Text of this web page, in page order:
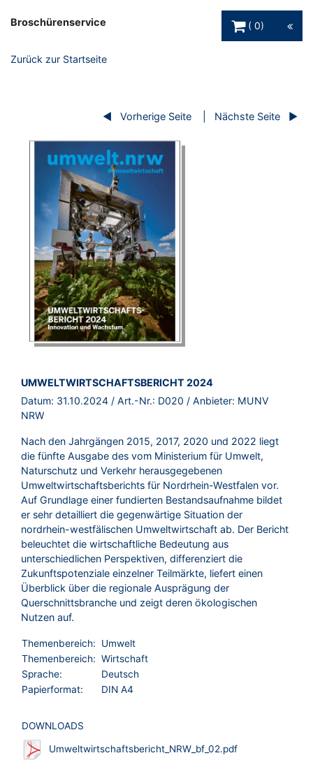
Broschürenservice
0
Zurück zur Startseite
Vorherige Seite Nächste Seite
BROSCHÜRE:
UMWELTWIRTSCHAFTSBERICHT 2024
Datum: 31.10.2024 / Art.-Nr.: D020 / Anbieter: MUNV
NRW
Nach den Jahrgängen 2015, 2017, 2020 und 2022 liegt
die fünfte Ausgabe des vom Ministerium für Umwelt,
Naturschutz und Verkehr herausgegebenen
Umweltwirtschaftsberichts für Nordrhein-Westfalen vor.
Auf Grundlage einer fundierten Bestandsaufnahme bildet
er sehr detailliert die gegenwärtige Situation der
nordrhein-westfälischen Umweltwirtschaft ab. Der Bericht
beleuchtet die wirtschaftliche Bedeutung aus
unterschiedlichen Perspektiven, differenziert die
Zukunftspotenziale einzelner Teilmärkte, liefert einen
Überblick über die regionale Ausprägung der
Querschnittsbranche und zeigt deren ökologischen
Nutzen auf.
Themenbereich:
Umwelt
Themenbereich: Wirtschaft
Sprache:
Deutsch
Papierformat:
DIN A4
DOWNLOADS
Umweltwirtschaftsbericht_NRW_bf_02.pdf